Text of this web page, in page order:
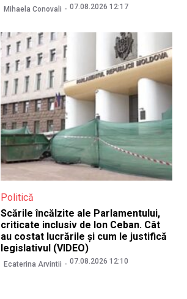
Mihaela Conovali 07.08.2026 12:17
Politică
Scările încălzite ale Parlamentului,
criticate inclusiv de Ion Ceban. Cât
au costat lucrările și cum le justifică
legislativul (VIDEO)
Ecaterina Arvintii 07.08.2026 12:10